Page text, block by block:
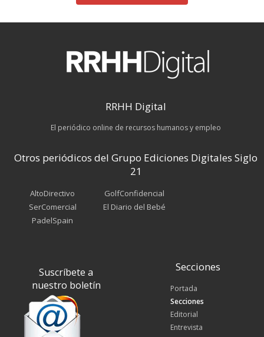
RRHH Digital
El periódico online de recursos humanos y empleo
Otros periódicos del Grupo Ediciones Digitales Siglo
21
AltoDirectivo
SerComercial
PadelSpain
GolfConfidencial
El Diario del Bebé
Suscríbete a
nuestro boletín
Secciones
Portada
Secciones
Editorial
Entrevista